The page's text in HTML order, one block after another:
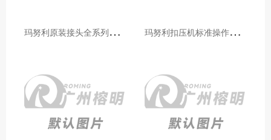
玛
努利原装接头全系列型号解析：广州客户选型必备指南 玛
努利扣压机标准操作流程：广州代理手把手教学（新手也能学会）